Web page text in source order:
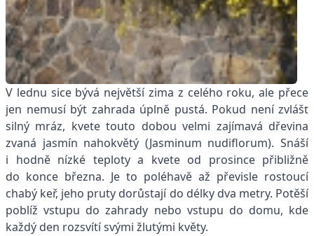
V lednu sice bývá největší zima z celého roku, ale přece
jen nemusí být zahrada úplně pustá. Pokud není zvlášť
silný mráz, kvete touto dobou velmi zajímavá dřevina
zvaná jasmín nahokvětý (Jasminum nudiflorum). Snáší
i hodně nízké teploty a kvete od prosince přibližně
do konce března. Je to poléhavě až převisle rostoucí
chabý keř, jeho pruty dorůstají do délky dva metry. Potěší
poblíž vstupu do zahrady nebo vstupu do domu, kde
každý den rozsvítí svými žlutými květy.